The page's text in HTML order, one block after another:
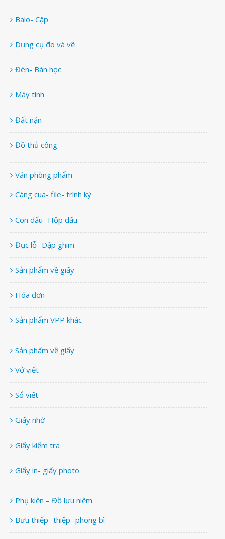
Balo- Cặp
Dụng cụ đo và vẽ
Đèn- Bàn học
Máy tính
Đất nặn
Đồ thủ công
Văn phòng phẩm
Càng cua- file- trình ký
Con dấu- Hộp dấu
Đục lỗ- Dập ghim
Sản phẩm về giấy
Hóa đơn
Sản phẩm VPP khác
Sản phẩm về giấy
Vở viết
Sổ viết
Giấy nhớ
Giấy kiểm tra
Giấy in- giấy photo
Phụ kiện – Đồ lưu niệm
Bưu thiếp- thiệp- phong bì